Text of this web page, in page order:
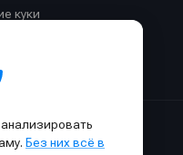
куки
чате
© 2015-2026.
Без них всё в